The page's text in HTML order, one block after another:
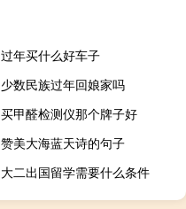
过年买什么好车子
少数民族过年回娘家吗
买甲醛检测仪那个牌子好
赞美大海蓝天诗的句子
大二出国留学需要什么条件